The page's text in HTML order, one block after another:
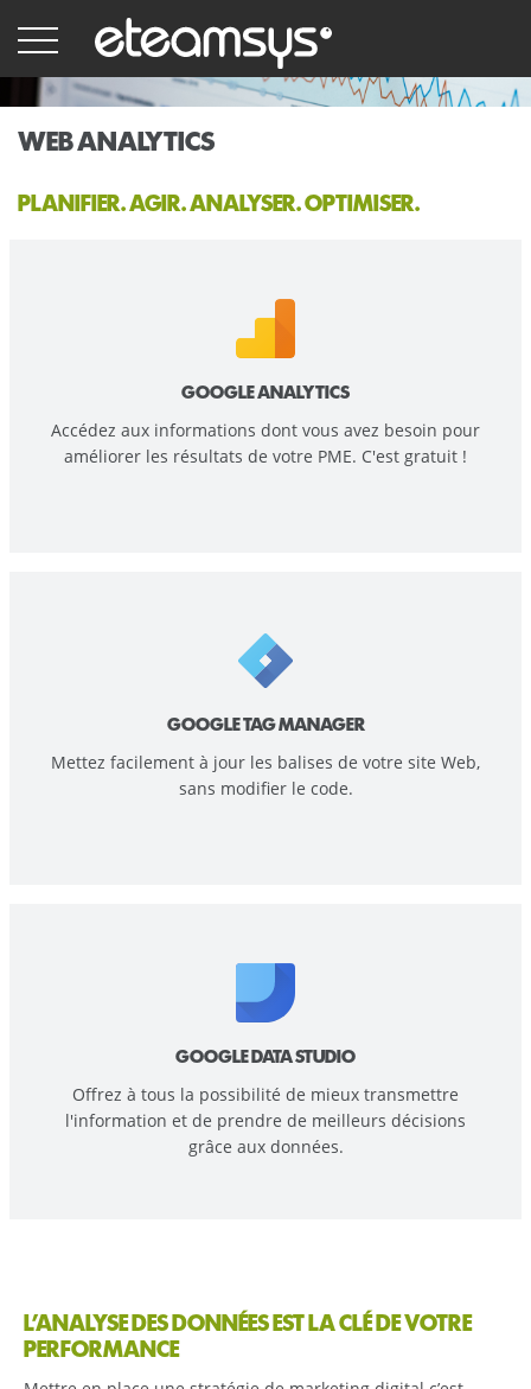
au
principal
WEB ANALYTICS
PLANIFIER. AGIR. ANALYSER. OPTIMISER.
GOOGLE ANALYTICS
Accédez aux informations dont vous avez besoin pour
améliorer les résultats de votre PME. C'est gratuit !
GOOGLE TAG MANAGER
Mettez facilement à jour les balises de votre site Web,
sans modifier le code.
GOOGLE DATA STUDIO
Offrez à tous la possibilité de mieux transmettre
l'information et de prendre de meilleurs décisions
grâce aux données.
L’ANALYSE DES DONNÉES EST LA CLÉ DE VOTRE
PERFORMANCE